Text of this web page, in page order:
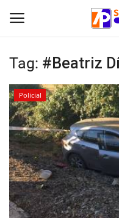
Inicio
Crónica
Policial
Tribunales
Deporte
Tag: #Beatriz
Policial